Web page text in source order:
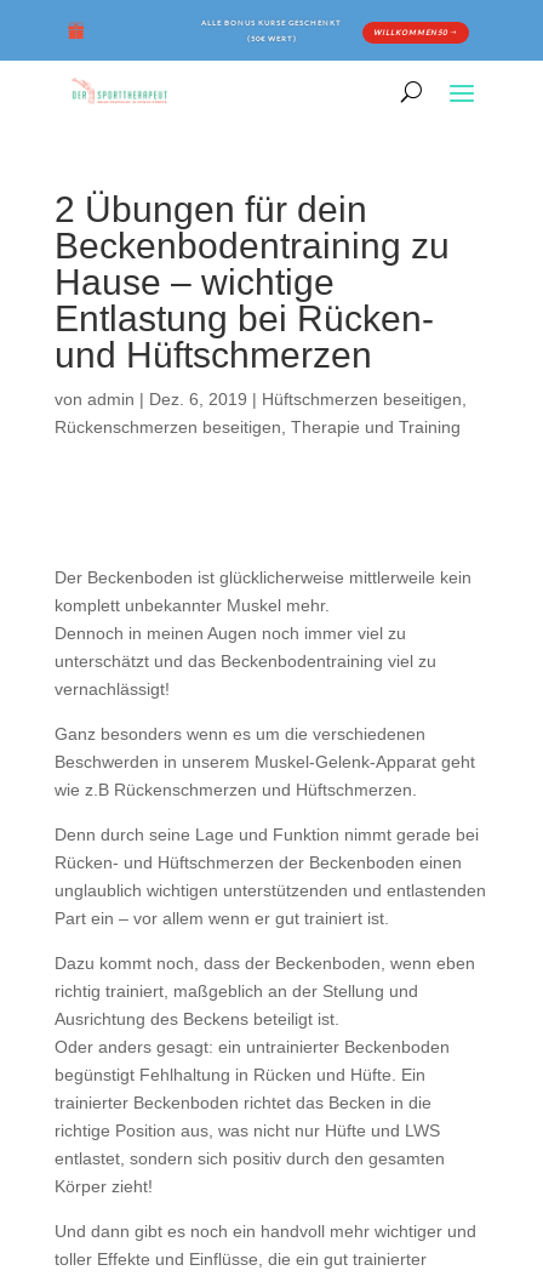
ALLE BONUS KURSE GESCHENKT
(50€ WERT)
WILLKOMMEN50
2 Übungen für dein
Beckenbodentraining zu
Hause – wichtige
Entlastung bei Rücken-
und Hüftschmerzen
von admin | Dez. 6, 2019 | Hüftschmerzen beseitigen,
Rückenschmerzen beseitigen, Therapie und Training
Der Beckenboden ist glücklicherweise mittlerweile kein
komplett unbekannter Muskel mehr.
Dennoch in meinen Augen noch immer viel zu
unterschätzt und das Beckenbodentraining viel zu
vernachlässigt!
Ganz besonders wenn es um die verschiedenen
Beschwerden in unserem Muskel-Gelenk-Apparat geht
wie z.B Rückenschmerzen und Hüftschmerzen.
Denn durch seine Lage und Funktion nimmt gerade bei
Rücken- und Hüftschmerzen der Beckenboden einen
unglaublich wichtigen unterstützenden und entlastenden
Part ein – vor allem wenn er gut trainiert ist.
Dazu kommt noch, dass der Beckenboden, wenn eben
richtig trainiert, maßgeblich an der Stellung und
Ausrichtung des Beckens beteiligt ist.
Oder anders gesagt: ein untrainierter Beckenboden
begünstigt Fehlhaltung in Rücken und Hüfte. Ein
trainierter Beckenboden richtet das Becken in die
richtige Position aus, was nicht nur Hüfte und LWS
entlastet, sondern sich positiv durch den gesamten
Körper zieht!
Und dann gibt es noch ein handvoll mehr wichtiger und
toller Effekte und Einflüsse, die ein gut trainierter